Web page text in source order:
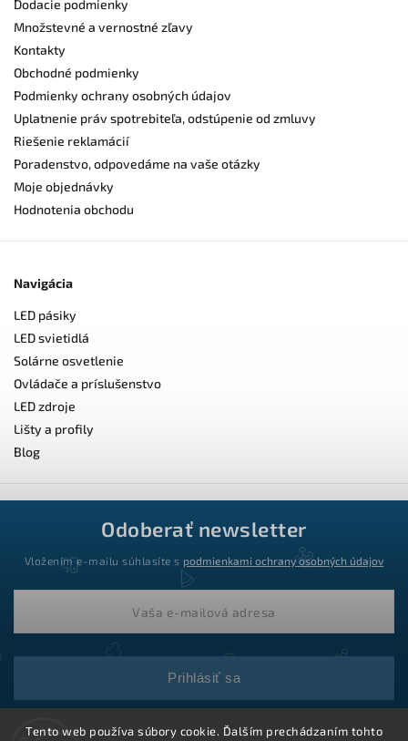
Tento web používa súbory cookie. Ďalším prechádzaním tohto
Dodacie podmienky
Množstevné a vernostné zľavy
Kontakty
Obchodné podmienky
Podmienky ochrany osobných údajov
Uplatnenie práv spotrebiteľa, odstúpenie od zmluvy
Riešenie reklamácií
Poradenstvo, odpovedáme na vaše otázky
Moje objednávky
Hodnotenia obchodu
Navigácia
LED pásiky
LED svietidlá
Solárne osvetlenie
Ovládače a príslušenstvo
LED zdroje
Lišty a profily
Blog
Odoberať newsletter
Vložením e-mailu súhlasíte s podmienkami ochrany osobných údajov
Prihlásiť sa